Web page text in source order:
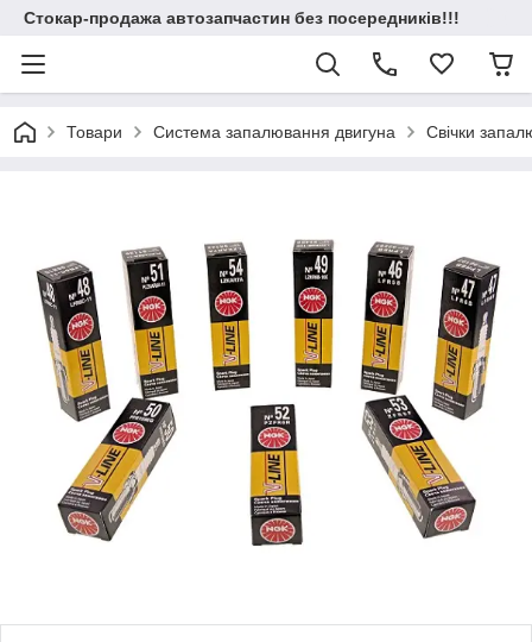
Стокар-продажа автозапчастин без посередників!!!
Товари Система запалювання двигуна Свічки